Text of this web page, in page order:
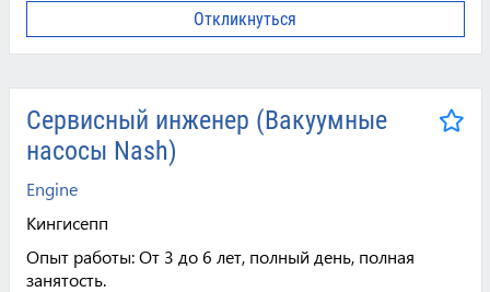
Откликнуться
Сервисный инженер (Вакуумные
насосы Nash)
Engine
Кингисепп
Опыт работы:От 3 до 6 лет, полный день, полная
занятость.